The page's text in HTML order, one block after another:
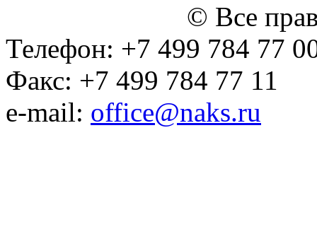
© Все
Телефон: +7 499 784 77
Факс: +7 499 784 77 11
e-mail: office@naks.ru